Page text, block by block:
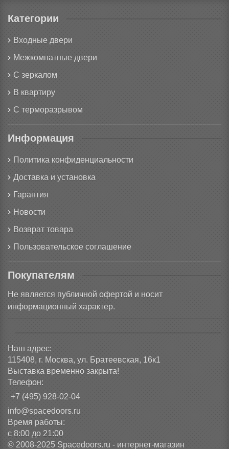
Категории
Входные двери
Межкомнатные двери
С зеркалом
В квартиру
С терморазрывом
Информация
Политика конфиденциальности
Доставка и установка
Гарантия
Новости
Возврат товара
Пользовательское соглашение
Покупателям
Не является публичной офертой и носит
информационный характер.
Наш адрес:
115408, г. Москва, ул. Братеевская, 16к1
Выставка временно закрыта!
Телефон:
+7 (495) 928-02-04
info@spacedoors.ru
Время работы:
с 8:00 до 21:00
© 2008-2025 Spacedoors.ru - интернет-магазин